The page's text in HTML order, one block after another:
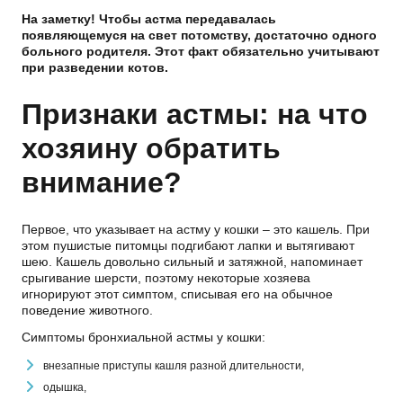
На заметку! Чтобы астма передавалась
появляющемуся на свет потомству, достаточно одного
больного родителя. Этот факт обязательно учитывают
при разведении котов.
Признаки астмы: на что
хозяину обратить
внимание?
Первое, что указывает на астму у кошки – это кашель. При
этом пушистые питомцы подгибают лапки и вытягивают
шею. Кашель довольно сильный и затяжной, напоминает
срыгивание шерсти, поэтому некоторые хозяева
игнорируют этот симптом, списывая его на обычное
поведение животного.
Симптомы бронхиальной астмы у кошки:
внезапные приступы кашля разной длительности,
одышка,